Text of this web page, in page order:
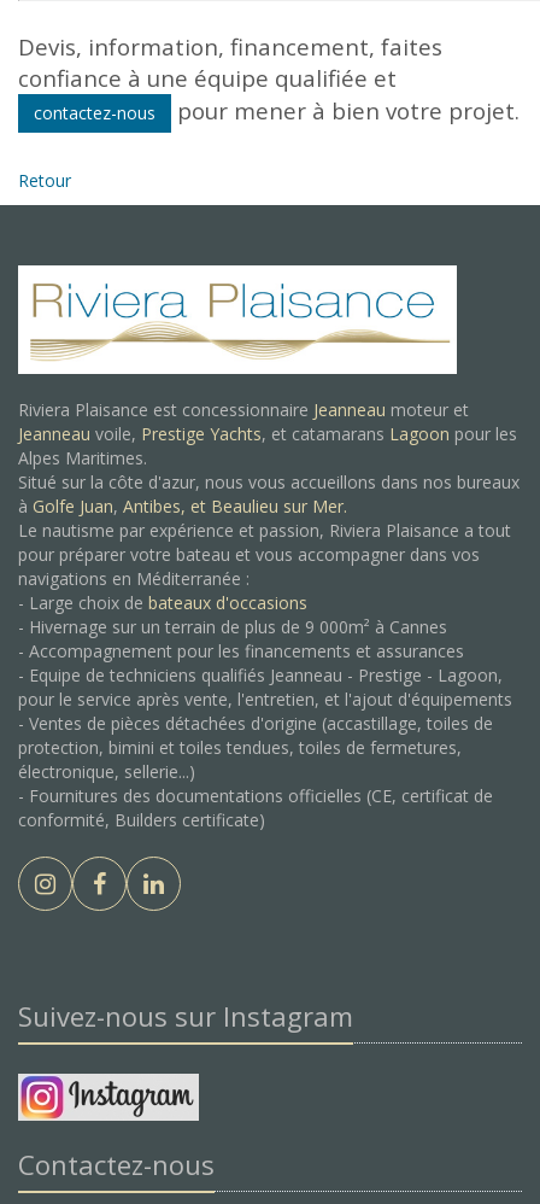
Devis, information, financement, faites
confiance à une équipe qualifiée et
contactez-nous pour mener à bien votre projet.
Retour
Riviera Plaisance est concessionnaire Jeanneau moteur et
Jeanneau voile, Prestige Yachts, et catamarans Lagoon pour les
Alpes Maritimes.
Situé sur la côte d'azur, nous vous accueillons dans nos bureaux
à Golfe Juan, Antibes, et Beaulieu sur Mer.
Le nautisme par expérience et passion, Riviera Plaisance a tout
pour préparer votre bateau et vous accompagner dans vos
navigations en Méditerranée :
- Large choix de bateaux d'occasions
- Hivernage sur un terrain de plus de 9 000m² à Cannes
- Accompagnement pour les financements et assurances
- Equipe de techniciens qualifiés Jeanneau - Prestige - Lagoon,
pour le service après vente, l'entretien, et l'ajout d'équipements
- Ventes de pièces détachées d'origine (accastillage, toiles de
protection, bimini et toiles tendues, toiles de fermetures,
électronique, sellerie...)
- Fournitures des documentations officielles (CE, certificat de
conformité, Builders certificate)
Suivez-nous sur Instagram
Contactez-nous